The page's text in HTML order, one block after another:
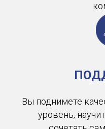
Вы поднимете
уровень,